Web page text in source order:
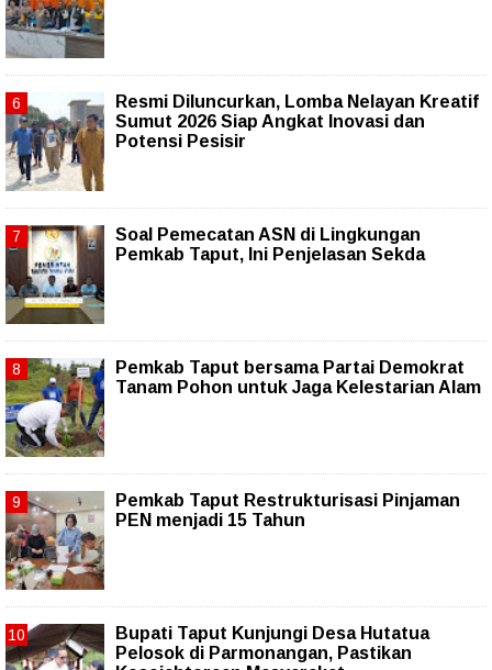
Resmi Diluncurkan, Lomba Nelayan Kreatif
Sumut 2026 Siap Angkat Inovasi dan
Potensi Pesisir
Soal Pemecatan ASN di Lingkungan
Pemkab Taput, Ini Penjelasan Sekda
Pemkab Taput bersama Partai Demokrat
Tanam Pohon untuk Jaga Kelestarian Alam
Pemkab Taput Restrukturisasi Pinjaman
PEN menjadi 15 Tahun‎
Bupati Taput Kunjungi Desa Hutatua
Pelosok di Parmonangan, Pastikan